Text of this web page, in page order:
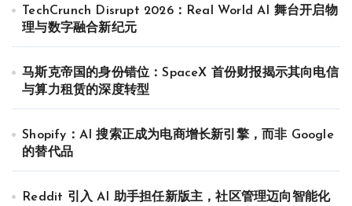
TechCrunch Disrupt 2026：Real World AI 舞台开启物
理与数字融合新纪元
马斯克帝国的身份错位：SpaceX 首份财报揭示其向电信
与算力租赁的深度转型
Shopify：AI 搜索正成为电商增长新引擎，而非 Google
的替代品
Reddit 引入 AI 助手担任新版主，社区管理迈向智能化